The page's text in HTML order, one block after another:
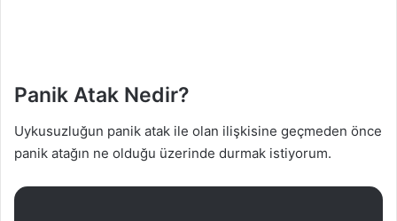
Panik Atak Nedir?
Uykusuzluğun panik atak ile olan ilişkisine geçmeden önce
panik atağın ne olduğu üzerinde durmak istiyorum.